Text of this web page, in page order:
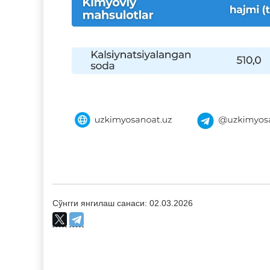
Сўнгги янгилаш санаси: 02.03.2026